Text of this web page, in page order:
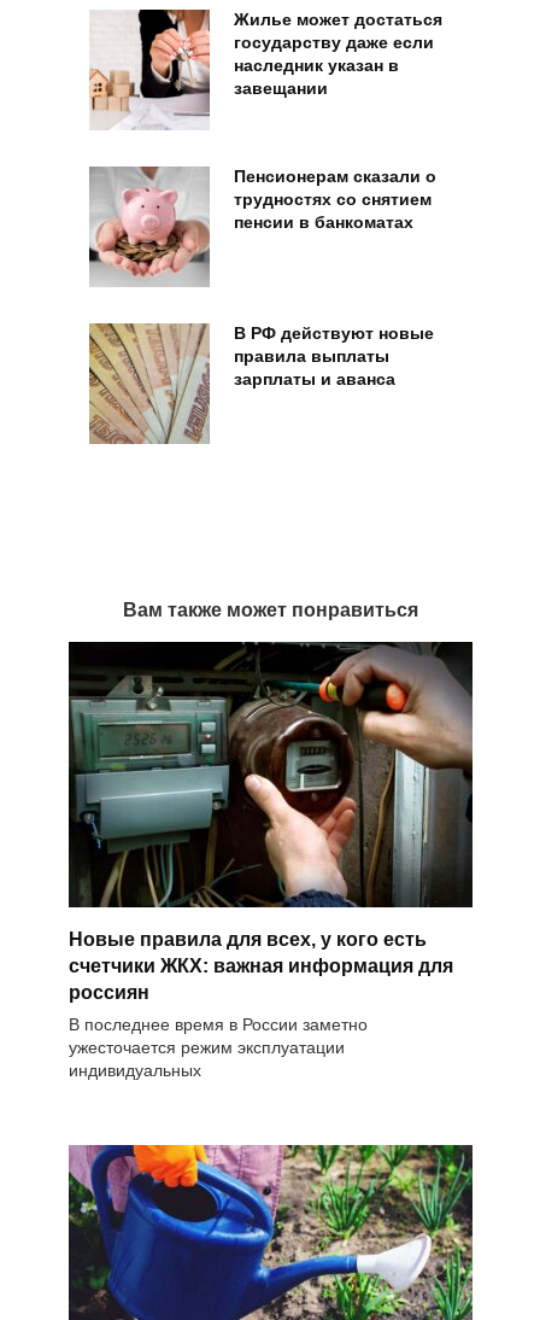
Жилье может достаться
государству даже если
наследник указан в
завещании
Пенсионерам сказали о
трудностях со снятием
пенсии в банкоматах
В РФ действуют новые
правила выплаты
зарплаты и аванса
Вам также может понравиться
Новые правила для всех, у кого есть
счетчики ЖКХ: важная информация для
россиян
В последнее время в России заметно
ужесточается режим эксплуатации
индивидуальных